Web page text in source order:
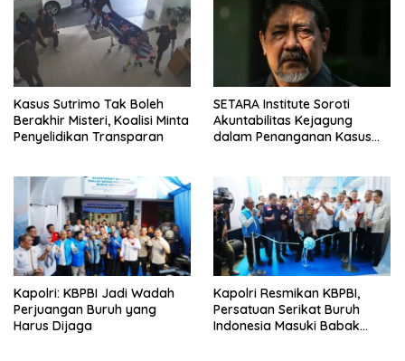
Kasus Sutrimo Tak Boleh
Berakhir Misteri, Koalisi Minta
Penyelidikan Transparan
SETARA Institute Soroti
Akuntabilitas Kejagung
dalam Penanganan Kasus
Kapolri: KBPBI Jadi Wadah
Perjuangan Buruh yang
Harus Dijaga
Kapolri Resmikan KBPBI,
Persatuan Serikat Buruh
Indonesia Masuki Babak